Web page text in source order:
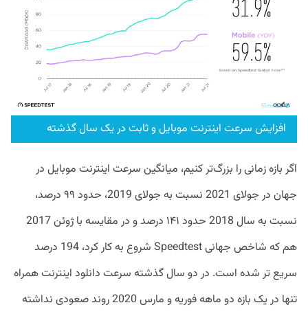
افزایش سرعت اینترنت موبایل و ثابت در یک سال گذشته
اگر بازه زمانی را بزرگ‌تر کنیم، میانگین سرعت اینترنت موبایل در
جهان در جولای 2021 نسبت به جولای 2019، حدود ۹۹ درصد،
نسبت به سال 2018 حدود ۱۴۱ درصد و در مقایسه با ژوئن 2017
هم که شاخص جهانی Speedtest شروع به کار کرد، 194 درصد
سریع تر شده است. در دو سال گذشته سرعت دانلود اینترنت همراه
تنها در یک بازه دو ماهه فوریه و مارس 2020 روند صعودی نداشته